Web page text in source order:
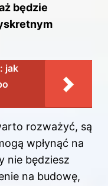
będzie
jak
rozważyć, są
wpłynąć na
nie będziesz
na budowę,